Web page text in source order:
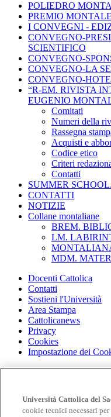
POLIEDRO
PREMIO
I CONVEGNI -
CONVEGNO-
SCIENTIFICO
CONVEGNO-
CONVEGNO-LA
CONVEGNO-
“R-EM. RIVISTA
EUGENIO
Comitati
Numeri della
Rassegna
Acquisti e
Codice etico
Criteri
Contatti
SUMMER
CONTATTI
NOTIZIE
Collane montaliane
BREM.
LM.
MDM.
Docenti Cattolica
Contatti
Sostieni l'Università
Area Stampa
Cattolicanews
Privacy
Cookies
Impostazione dei
Cloudmail
OFF-CAMPUS
Intranet
Università Cattolica del
cookie tecnici necessari